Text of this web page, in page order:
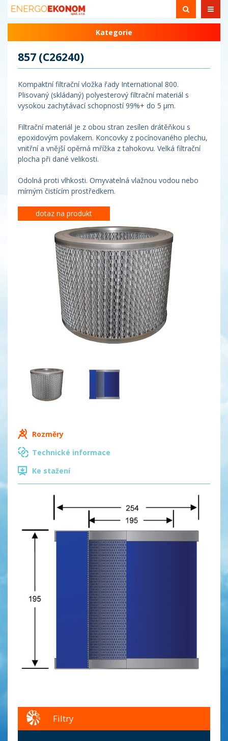
Kategorie
857 (C26240)
Kompaktní filtrační vložka řady International 800.
Plisovaný (skládaný) polyesterový filtrační materiál s
vysokou zachytávací schopností 99%+ do 5 µm.
Filtrační materiál je z obou stran zesílen drátěňkou s
epoxidovým povlakem. Koncovky z pocínovaného plechu,
vnitřní a vnější opěrná mřížka z tahokovu. Velká filtrační
plocha při dané velikosti.
Odolná proti vlhkosti. Omyvatelná vlažnou vodou nebo
mírným čistícím prostředkem.
dotaz na produkt
Rozměry
Technické informace
Ke stažení
Filtry